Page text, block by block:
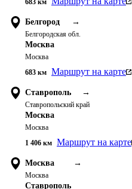
683 км
Белгород →
Белгородская обл.
Москва
Москва
683 км Маршрут на карте
Ставрополь →
Ставропольский край
Москва
Москва
1 406 км Маршрут на карте
Москва →
Москва
Ставрополь